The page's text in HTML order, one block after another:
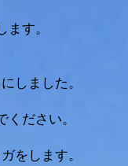
す。
しました。
ださい。
をします。